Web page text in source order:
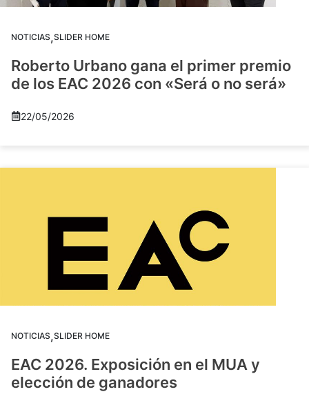
NOTICIAS,SLIDER HOME
Roberto Urbano gana el primer premio
de los EAC 2026 con «Será o no será»
22/05/2026
NOTICIAS,SLIDER HOME
EAC 2026. Exposición en el MUA y
elección de ganadores